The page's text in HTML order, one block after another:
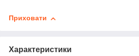
Приховати
Характеристики